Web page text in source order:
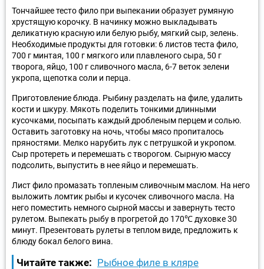
Тончайшее тесто фило при выпекании образует румяную
хрустящую корочку. В начинку можно выкладывать
деликатную красную или белую рыбу, мягкий сыр, зелень.
Необходимые продукты для готовки: 6 листов теста фило,
700 г минтая, 100 г мягкого или плавленого сыра, 50 г
творога, яйцо, 100 г сливочного масла, 6-7 веток зелени
укропа, щепотка соли и перца.
Приготовление блюда. Рыбину разделать на филе, удалить
кости и шкуру. Мякоть поделить тонкими длинными
кусочками, посыпать каждый дробленым перцем и солью.
Оставить заготовку на ночь, чтобы мясо пропиталось
пряностями. Мелко нарубить лук с петрушкой и укропом.
Сыр протереть и перемешать с творогом. Сырную массу
подсолить, выпустить в нее яйцо и перемешать.
Лист фило промазать топленым сливочным маслом. На него
выложить ломтик рыбы и кусочек сливочного масла. На
него поместить немного сырной массы и завернуть тесто
рулетом. Выпекать рыбу в прогретой до 170℃ духовке 30
минут. Презентовать рулеты в теплом виде, предложить к
блюду бокал белого вина.
Читайте также: Рыбное филе в кляре